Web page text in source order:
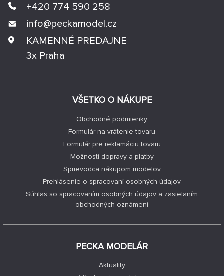
VŠETKO O NÁKUPE
Obchodné podmienky
Formulár na vrátenie tovaru
Formulár pre reklamáciu tovaru
Možnosti dopravy a platby
Sprievodca nákupom modelov
Prehlásenie o spracovaní osobných údajov
Súhlas so spracovaním osobných údajov a zasielaním
obchodných oznámení
PECKA MODELÁR
Aktuality
+420 774 590 258
info@peckamodel.cz
KAMENNÉ PREDAJNE
3x Praha